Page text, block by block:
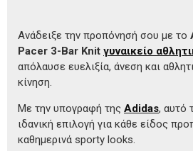
Ανάδειξε την προπόνησή σου με το
Pacer 3-Bar Knit γυναικείο
απόλαυσε ευελιξία, άνεση και
κίνηση.
Με την υπογραφή της Adidas, αυτό
ιδανική επιλογή για κάθε είδος
καθημερινά sporty looks.